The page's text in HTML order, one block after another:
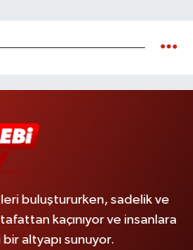
buluştururken, sadelik ve
kaçınıyor ve insanlara
altyapı sunuyor.